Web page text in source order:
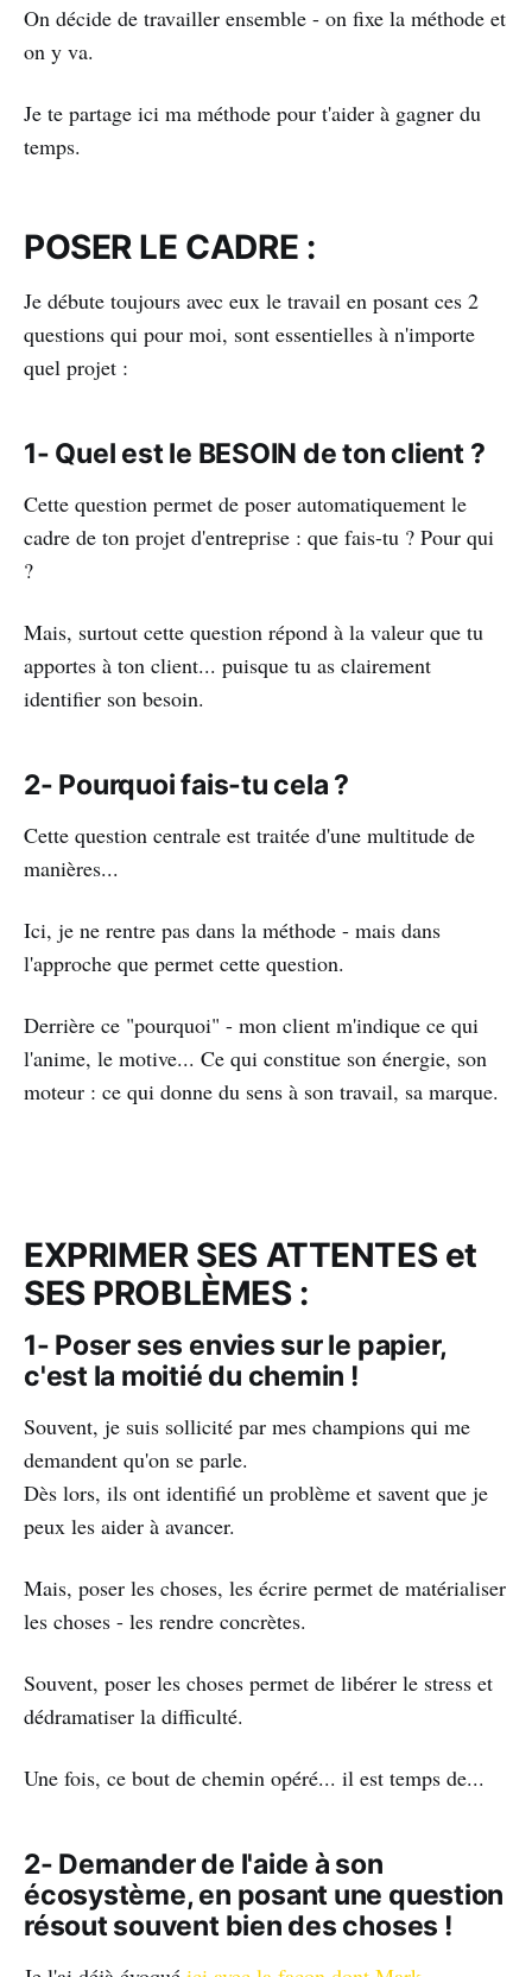
On décide de travailler ensemble - on fixe la méthode et
on y va.
Je te partage ici ma méthode pour t'aider à gagner du
temps.
POSER LE CADRE :
Je débute toujours avec eux le travail en posant ces 2
questions qui pour moi, sont essentielles à n'importe
quel projet :
1- Quel est le BESOIN de ton client ?
Cette question permet de poser automatiquement le
cadre de ton projet d'entreprise : que fais-tu ? Pour qui
?
Mais, surtout cette question répond à la valeur que tu
apportes à ton client... puisque tu as clairement
identifier son besoin.
2- Pourquoi fais-tu cela ?
Cette question centrale est traitée d'une multitude de
manières...
Ici, je ne rentre pas dans la méthode - mais dans
l'approche que permet cette question.
Derrière ce "pourquoi" - mon client m'indique ce qui
l'anime, le motive... Ce qui constitue son énergie, son
moteur : ce qui donne du sens à son travail, sa marque.
EXPRIMER SES ATTENTES et
SES PROBLÈMES :
1- Poser ses envies sur le papier,
c'est la moitié du chemin !
Souvent, je suis sollicité par mes champions qui me
demandent qu'on se parle.
Dès lors, ils ont identifié un problème et savent que je
peux les aider à avancer.
Mais, poser les choses, les écrire permet de matérialiser
les choses - les rendre concrètes.
Souvent, poser les choses permet de libérer le stress et
dédramatiser la difficulté.
Une fois, ce bout de chemin opéré... il est temps de...
2- Demander de l'aide à son
écosystème, en posant une question
résout souvent bien des choses !